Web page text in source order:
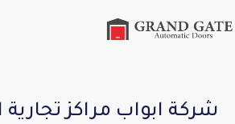
شركة ابواب مراكز تجارية